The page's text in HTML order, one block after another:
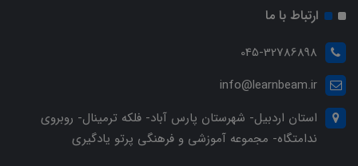
ارتباط با ما
045-32786898
info@learnbeam.ir
استان اردبیل- شهرستان پارس آباد- فلکه ترمینال- روبروی
ندامتگاه- مجموعه آموزشی و فرهنگی پرتو یادگیری